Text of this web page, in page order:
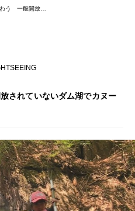
う 一般開放…
されていないダム湖でカヌー